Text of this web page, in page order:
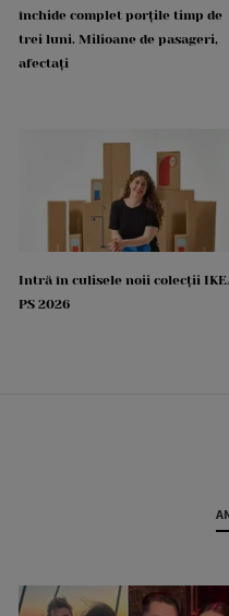
închide complet porțile timp de
trei luni. Milioane de pasageri,
afectați
Intră în culisele noii colecții
PS 2026